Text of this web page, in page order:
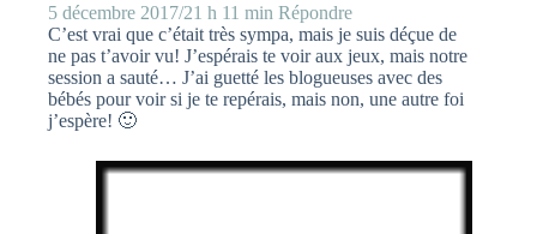
5 décembre 2017/21 h 11 min Répondre
C’est vrai que c’était très sympa, mais je suis déçue de
ne pas t’avoir vu! J’espérais te voir aux jeux, mais notre
session a sauté… J’ai guetté les blogueuses avec des
bébés pour voir si je te repérais, mais non, une autre foi
j’espère! 🙂